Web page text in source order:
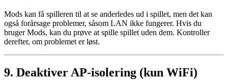
Mods kan få spilleren til at se anderledes ud i spillet, men det kan
også forårsage problemer, såsom LAN ikke fungerer. Hvis du
bruger Mods, kan du prøve at spille spillet uden dem. Kontroller
derefter, om problemet er løst.
9. Deaktiver AP-isolering (kun WiFi)